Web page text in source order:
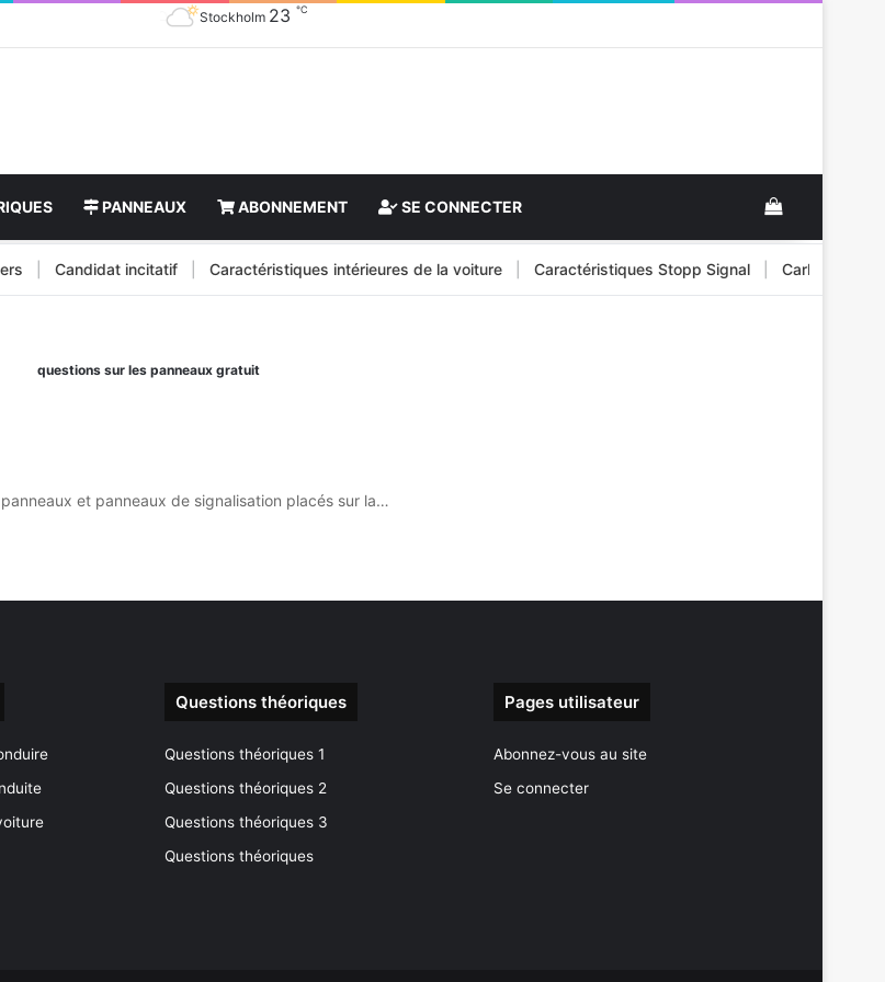
Stockholm 23 ℃
PANNEAUX ABONNEMENT SE CONNECTER View your
| Candidat incitatif | Caractéristiques intérieures de la voiture | Caractéristiques Stopp Signal | Carburant pour
questions sur les panneaux gratuit
et panneaux de signalisation placés sur la…
Questions théoriques
Questions théoriques 1
Questions théoriques 2
Questions théoriques 3
Questions théoriques
Pages utilisateur
Abonnez-vous au site
Se connecter